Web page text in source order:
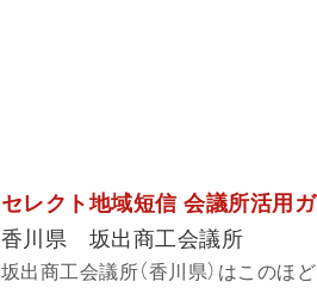
セレクト地域短信 会議所活用
香川県 坂出商工会議所
坂出商工会議所（香川県）はこのほ